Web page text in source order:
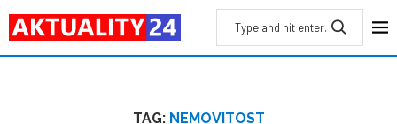
TAG: NEMOVITOST